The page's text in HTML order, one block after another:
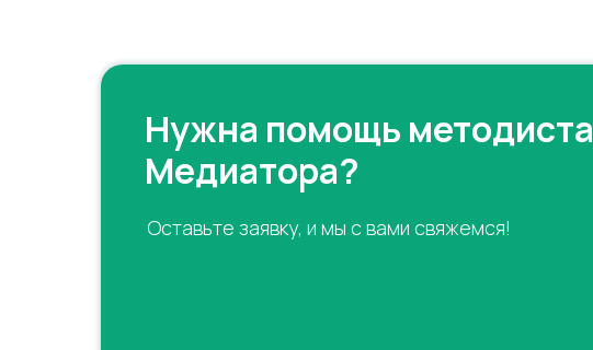
Нужна помощь методиста
Медиатора?
Оставьте заявку, и мы с вами свяжемся!